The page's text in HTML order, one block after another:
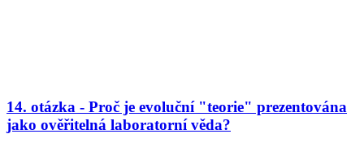
14. otázka - Proč je evoluční "teorie" prezentována
jako ověřitelná laboratorní věda?